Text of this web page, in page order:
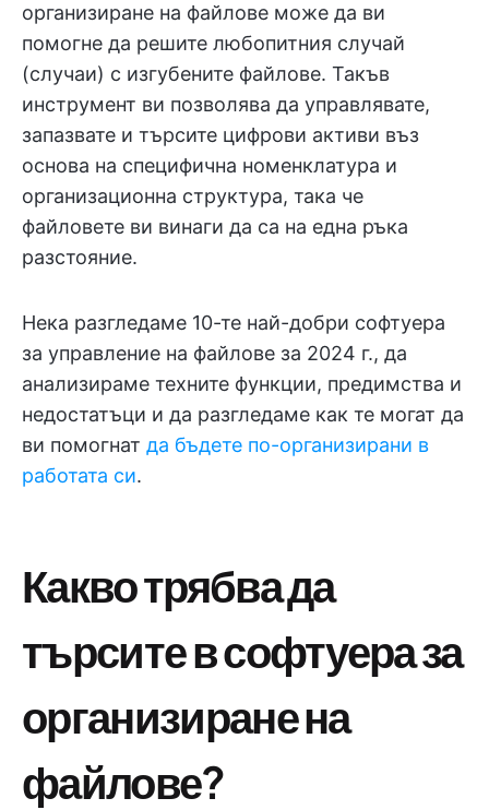
организиране на файлове може да ви
помогне да решите любопитния случай
(случаи) с изгубените файлове. Такъв
инструмент ви позволява да управлявате,
запазвате и търсите цифрови активи въз
основа на специфична номенклатура и
организационна структура, така че
файловете ви винаги да са на една ръка
разстояние.
Нека разгледаме 10-те най-добри софтуера
за управление на файлове за 2024 г., да
анализираме техните функции, предимства и
недостатъци и да разгледаме как те могат да
ви помогнат да бъдете по-организирани в
работата си.
Какво трябва да
търсите в софтуера за
организиране на
файлове?